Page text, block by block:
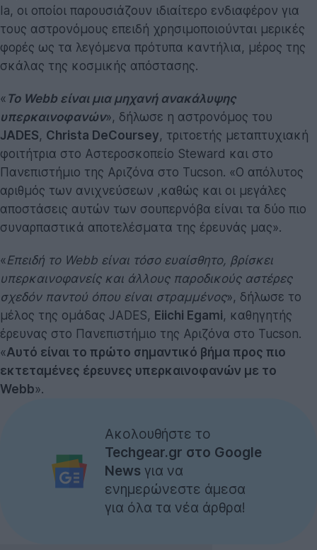
Ia, οι οποίοι παρουσιάζουν ιδιαίτερο ενδιαφέρον για
τους αστρονόμους επειδή χρησιμοποιούνται μερικές
φορές ως τα λεγόμενα πρότυπα καντήλια, μέρος της
σκάλας της κοσμικής απόστασης.
« Το Webb είναι μια μηχανή ανακάλυψης
υπερκαινοφανών», δήλωσε η αστρονόμος του
JADES, Christa DeCoursey, τριτοετής μεταπτυχιακή
φοιτήτρια στο Αστεροσκοπείο Steward και στο
Πανεπιστήμιο της Αριζόνα στο Tucson. «Ο απόλυτος
αριθμός των ανιχνεύσεων ,καθώς και οι μεγάλες
αποστάσεις αυτών των σουπερνόβα είναι τα δύο πιο
συναρπαστικά αποτελέσματα της έρευνάς μας».
«Επειδή το Webb είναι τόσο ευαίσθητο, βρίσκει
υπερκαινοφανείς και άλλους παροδικούς αστέρες
σχεδόν παντού όπου είναι στραμμένος», δήλωσε το
μέλος της ομάδας JADES, Eiichi Egami, καθηγητής
έρευνας στο Πανεπιστήμιο της Αριζόνα στο Tucson.
«Αυτό είναι το πρώτο σημαντικό βήμα προς πιο
εκτεταμένες έρευνες υπερκαινοφανών με το
Webb».
Ακολουθήστε το
Techgear.gr στο Google
News για να
ενημερώνεστε άμεσα
για όλα τα νέα άρθρα!